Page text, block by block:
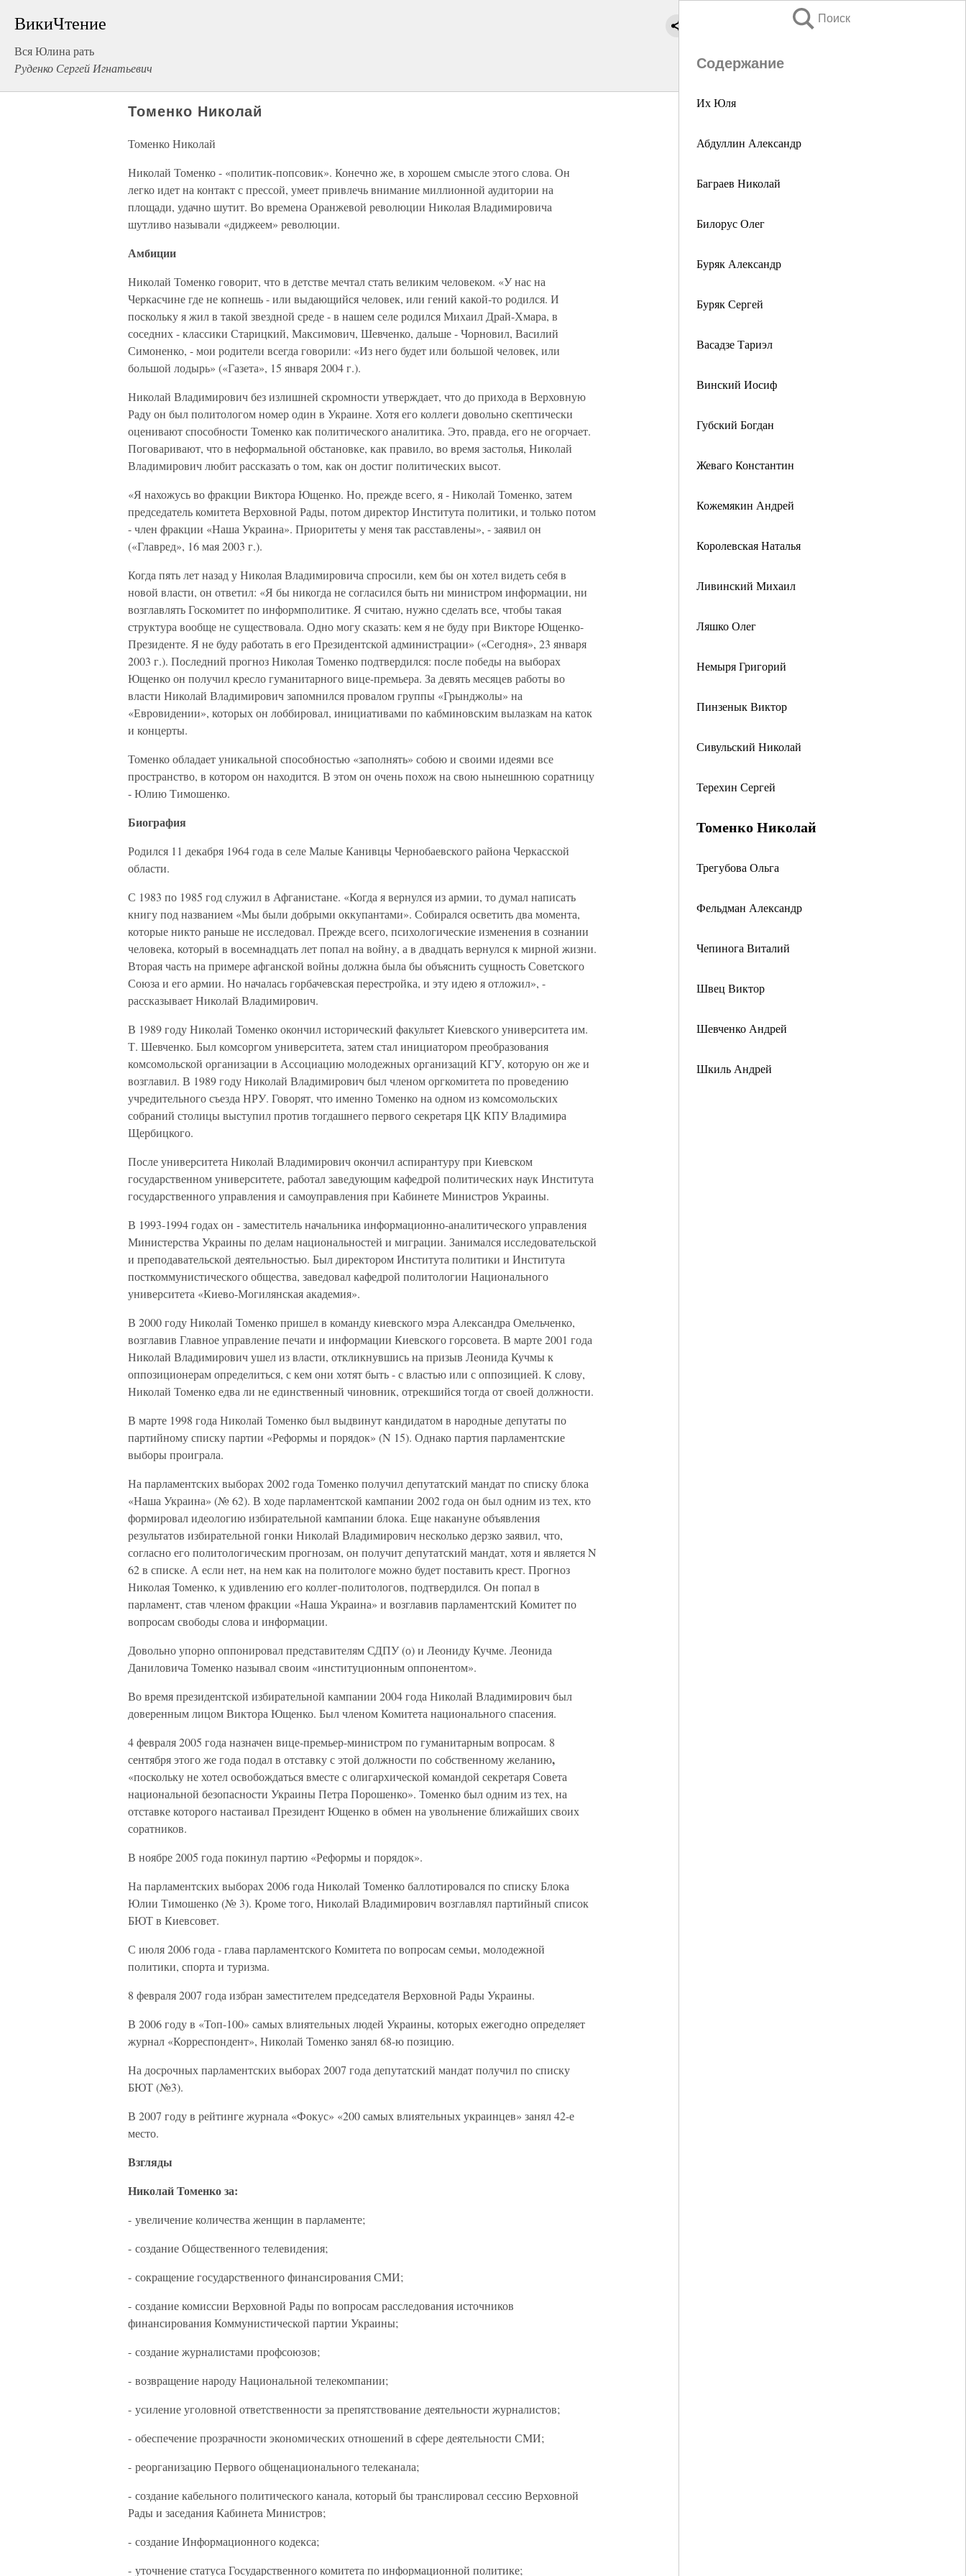
ВикиЧтение
Вся Юлина рать
Руденко Сергей Игнатьевич
Поиск
Содержание
Их Юля
Абдуллин Александр
Баграев Николай
Билорус Олег
Буряк Александр
Буряк Сергей
Васадзе Тариэл
Винский Иосиф
Губский Богдан
Жеваго Константин
Кожемякин Андрей
Королевская Наталья
Ливинский Михаил
Ляшко Олег
Немыря Григорий
Пинзенык Виктор
Сивульский Николай
Терехин Сергей
Томенко Николай
Трегубова Ольга
Фельдман Александр
Чепинога Виталий
Швец Виктор
Шевченко Андрей
Шкиль Андрей
Томенко Николай
Томенко Николай
Николай Томенко - «политик-попсовик». Конечно же, в хорошем смысле этого слова. Он
легко идет на контакт с прессой, умеет привлечь внимание миллионной аудитории на
площади, удачно шутит. Во времена Оранжевой революции Николая Владимировича
шутливо называли «диджеем» революции.
Амбиции
Николай Томенко говорит, что в детстве мечтал стать великим человеком. «У нас на
Черкасчине где не копнешь - или выдающийся человек, или гений какой-то родился. И
поскольку я жил в такой звездной среде - в нашем селе родился Михаил Драй-Хмара, в
соседних - классики Старицкий, Максимович, Шевченко, дальше - Чорновил, Василий
Симоненко, - мои родители всегда говорили: «Из него будет или большой человек, или
большой лодырь» («Газета», 15 января 2004 г.).
Николай Владимирович без излишней скромности утверждает, что до прихода в Верховную
Раду он был политологом номер один в Украине. Хотя его коллеги довольно скептически
оценивают способности Томенко как политического аналитика. Это, правда, его не огорчает.
Поговаривают, что в неформальной обстановке, как правило, во время застолья, Николай
Владимирович любит рассказать о том, как он достиг политических высот.
«Я нахожусь во фракции Виктора Ющенко. Но, прежде всего, я - Николай Томенко, затем
председатель комитета Верховной Рады, потом директор Института политики, и только потом
- член фракции «Наша Украина». Приоритеты у меня так расставлены», - заявил он
(«Главред», 16 мая 2003 г.).
Когда пять лет назад у Николая Владимировича спросили, кем бы он хотел видеть себя в
новой власти, он ответил: «Я бы никогда не согласился быть ни министром информации, ни
возглавлять Госкомитет по информполитике. Я считаю, нужно сделать все, чтобы такая
структура вообще не существовала. Одно могу сказать: кем я не буду при Викторе Ющенко-
Президенте. Я не буду работать в его Президентской администрации» («Сегодня», 23 января
2003 г.). Последний прогноз Николая Томенко подтвердился: после победы на выборах
Ющенко он получил кресло гуманитарного вице-премьера. За девять месяцев работы во
власти Николай Владимирович запомнился провалом группы «Грынджолы» на
«Евровидении», которых он лоббировал, инициативами по кабминовским вылазкам на каток
и концерты.
Томенко обладает уникальной способностью «заполнять» собою и своими идеями все
пространство, в котором он находится. В этом он очень похож на свою нынешнюю соратницу
- Юлию Тимошенко.
Биография
Родился 11 декабря 1964 года в селе Малые Канивцы Чернобаевского района Черкасской
области.
С 1983 по 1985 год служил в Афганистане. «Когда я вернулся из армии, то думал написать
книгу под названием «Мы были добрыми оккупантами». Собирался осветить два момента,
которые никто раньше не исследовал. Прежде всего, психологические изменения в сознании
человека, который в восемнадцать лет попал на войну, а в двадцать вернулся к мирной жизни.
Вторая часть на примере афганской войны должна была бы объяснить сущность Советского
Союза и его армии. Но началась горбачевская перестройка, и эту идею я отложил», -
рассказывает Николай Владимирович.
В 1989 году Николай Томенко окончил исторический факультет Киевского университета им.
Т. Шевченко. Был комсоргом университета, затем стал инициатором преобразования
комсомольской организации в Ассоциацию молодежных организаций КГУ, которую он же и
возглавил. В 1989 году Николай Владимирович был членом оргкомитета по проведению
учредительного съезда НРУ. Говорят, что именно Томенко на одном из комсомольских
собраний столицы выступил против тогдашнего первого секретаря ЦК КПУ Владимира
Щербицкого.
После университета Николай Владимирович окончил аспирантуру при Киевском
государственном университете, работал заведующим кафедрой политических наук Института
государственного управления и самоуправления при Кабинете Министров Украины.
В 1993-1994 годах он - заместитель начальника информационно-аналитического управления
Министерства Украины по делам национальностей и миграции. Занимался исследовательской
и преподавательской деятельностью. Был директором Института политики и Института
посткоммунистического общества, заведовал кафедрой политологии Национального
университета «Киево-Могилянская академия».
В 2000 году Николай Томенко пришел в команду киевского мэра Александра Омельченко,
возглавив Главное управление печати и информации Киевского горсовета. В марте 2001 года
Николай Владимирович ушел из власти, откликнувшись на призыв Леонида Кучмы к
оппозиционерам определиться, с кем они хотят быть - с властью или с оппозицией. К слову,
Николай Томенко едва ли не единственный чиновник, отрекшийся тогда от своей должности.
В марте 1998 года Николай Томенко был выдвинут кандидатом в народные депутаты по
партийному списку партии «Реформы и порядок» (N 15). Однако партия парламентские
выборы проиграла.
На парламентских выборах 2002 года Томенко получил депутатский мандат по списку блока
«Наша Украина» (№ 62). В ходе парламентской кампании 2002 года он был одним из тех, кто
формировал идеологию избирательной кампании блока. Еще накануне объявления
результатов избирательной гонки Николай Владимирович несколько дерзко заявил, что,
согласно его политологическим прогнозам, он получит депутатский мандат, хотя и является N
62 в списке. А если нет, на нем как на политологе можно будет поставить крест. Прогноз
Николая Томенко, к удивлению его коллег-политологов, подтвердился. Он попал в
парламент, став членом фракции «Наша Украина» и возглавив парламентский Комитет по
вопросам свободы слова и информации.
Довольно упорно оппонировал представителям СДПУ (о) и Леониду Кучме. Леонида
Даниловича Томенко называл своим «институционным оппонентом».
Во время президентской избирательной кампании 2004 года Николай Владимирович был
доверенным лицом Виктора Ющенко. Был членом Комитета национального спасения.
4 февраля 2005 года назначен вице-премьер-министром по гуманитарным вопросам. 8
сентября этого же года подал в отставку с этой должности по собственному желанию,
«поскольку не хотел освобождаться вместе с олигархической командой секретаря Совета
национальной безопасности Украины Петра Порошенко». Томенко был одним из тех, на
отставке которого настаивал Президент Ющенко в обмен на увольнение ближайших своих
соратников.
В ноябре 2005 года покинул партию «Реформы и порядок».
На парламентских выборах 2006 года Николай Томенко баллотировался по списку Блока
Юлии Тимошенко (№ 3). Кроме того, Николай Владимирович возглавлял партийный список
БЮТ в Киевсовет.
С июля 2006 года - глава парламентского Комитета по вопросам семьи, молодежной
политики, спорта и туризма.
8 февраля 2007 года избран заместителем председателя Верховной Рады Украины.
В 2006 году в «Топ-100» самых влиятельных людей Украины, которых ежегодно определяет
журнал «Корреспондент», Николай Томенко занял 68-ю позицию.
На досрочных парламентских выборах 2007 года депутатский мандат получил по списку
БЮТ (№3).
В 2007 году в рейтинге журнала «Фокус» «200 самых влиятельных украинцев» занял 42-е
место.
Взгляды
Николай Томенко за:
- увеличение количества женщин в парламенте;
- создание Общественного телевидения;
- сокращение государственного финансирования СМИ;
- создание комиссии Верховной Рады по вопросам расследования источников
финансирования Коммунистической партии Украины;
- создание журналистами профсоюзов;
- возвращение народу Национальной телекомпании;
- усиление уголовной ответственности за препятствование деятельности журналистов;
- обеспечение прозрачности экономических отношений в сфере деятельности СМИ;
- реорганизацию Первого общенационального телеканала;
- создание кабельного политического канала, который бы транслировал сессию Верховной
Рады и заседания Кабинета Министров;
- создание Информационного кодекса;
- уточнение статуса Государственного комитета по информационной политике;